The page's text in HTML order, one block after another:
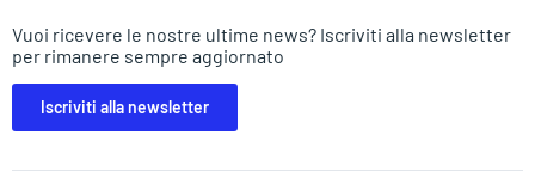
Vuoi ricevere le nostre ultime news? Iscriviti alla newsletter
per rimanere sempre aggiornato
Iscriviti alla newsletter